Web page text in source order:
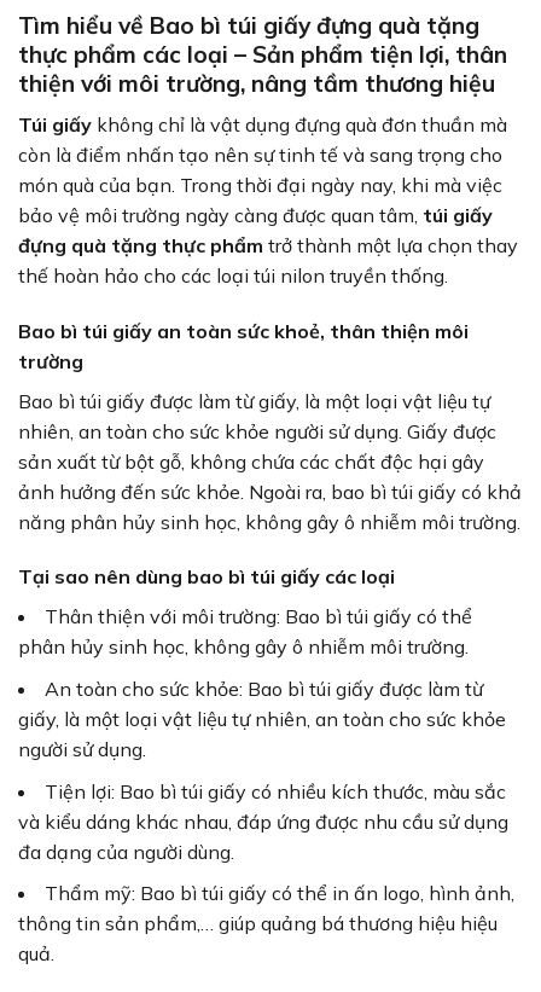
Tìm hiểu về Bao bì túi giấy đựng quà tặng
thực phẩm các loại – Sản phẩm tiện lợi, thân
thiện với môi trường, nâng tầm thương hiệu
Túi giấy không chỉ là vật dụng đựng quà đơn thuần mà
còn là điểm nhấn tạo nên sự tinh tế và sang trọng cho
món quà của bạn. Trong thời đại ngày nay, khi mà việc
bảo vệ môi trường ngày càng được quan tâm, túi giấy
đựng quà tặng thực phẩm trở thành một lựa chọn thay
thế hoàn hảo cho các loại túi nilon truyền thống.
Bao bì túi giấy an toàn sức khoẻ, thân thiện môi
trường
Bao bì túi giấy được làm từ giấy, là một loại vật liệu tự
nhiên, an toàn cho sức khỏe người sử dụng. Giấy được
sản xuất từ bột gỗ, không chứa các chất độc hại gây
ảnh hưởng đến sức khỏe. Ngoài ra, bao bì túi giấy có khả
năng phân hủy sinh học, không gây ô nhiễm môi trường.
Tại sao nên dùng bao bì túi giấy các loại
Thân thiện với môi trường: Bao bì túi giấy có thể
phân hủy sinh học, không gây ô nhiễm môi trường.
An toàn cho sức khỏe: Bao bì túi giấy được làm từ
giấy, là một loại vật liệu tự nhiên, an toàn cho sức khỏe
người sử dụng.
Tiện lợi: Bao bì túi giấy có nhiều kích thước, màu sắc
và kiểu dáng khác nhau, đáp ứng được nhu cầu sử dụng
đa dạng của người dùng.
Thẩm mỹ: Bao bì túi giấy có thể in ấn logo, hình ảnh,
thông tin sản phẩm,… giúp quảng bá thương hiệu hiệu
quả.